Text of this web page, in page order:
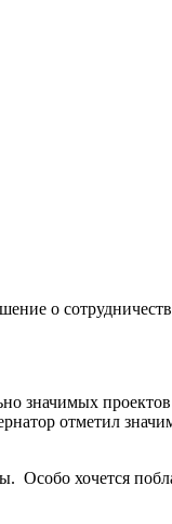
о
значимых
отметил
хочется